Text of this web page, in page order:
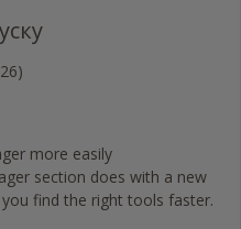
more easily
section does with a new
find the right tools faster.